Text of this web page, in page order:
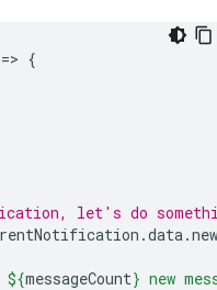
=> {
let's do
.data.
${messageCount} new